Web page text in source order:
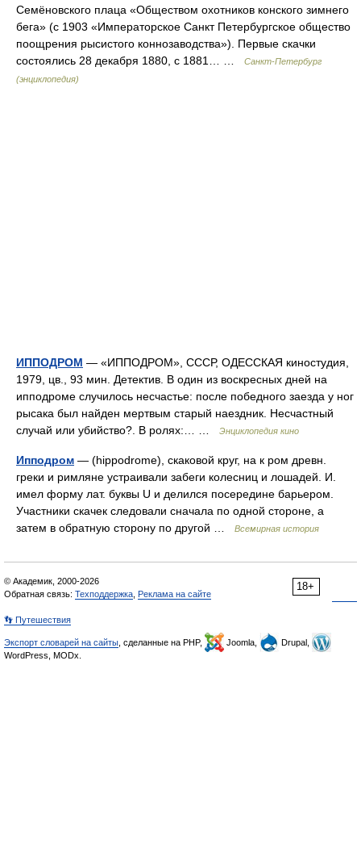
Семёновского плаца «Обществом охотников конского зимнего
бега» (с 1903 «Императорское Санкт Петербургское общество
поощрения рысистого коннозаводства»). Первые скачки
состоялись 28 декабря 1880, с 1881… …
Санкт-Петербург
(энциклопедия)
ИППОДРОМ — «ИППОДРОМ», СССР, ОДЕССКАЯ киностудия,
1979, цв., 93 мин. Детектив. В один из воскресных дней на
ипподроме случилось несчастье: после победного заезда у ног
рысака был найден мертвым старый наездник. Несчастный
случай или убийство?. В ролях:… …
Энциклопедия кино
Ипподром — (hippodrome), скаковой круг, на к ром древн.
греки и римляне устраивали забеги колесниц и лошадей. И.
имел форму лат. буквы U и делился посередине барьером.
Участники скачек следовали сначала по одной стороне, а
затем в обратную сторону по другой …
Всемирная история
18+
© Академик, 2000-2026
Обратная связь: Техподдержка Реклама на сайте
👣 Путешествия
Экспорт словарей на сайты , сделанные на PHP, Joomla,
Drupal,
WordPress, MODx.